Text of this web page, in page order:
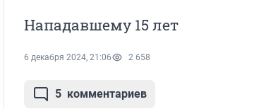
Нападавшему 15 лет
6 декабря 2024, 21:06 2 658
5 комментариев